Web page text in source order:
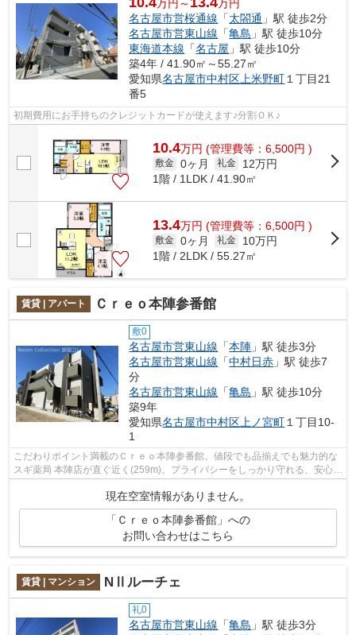
万円～
万円
名古屋市営桜通線 「太閤通 」駅 徒歩2分
名古屋市営東山線 「亀島 」駅 徒歩10分
東海道本線 「名古屋 」駅 徒歩10分
築4年 / 41.90㎡～55.27㎡
愛知県名古屋市中村区上米野町１丁目21
番5
初期費用にお手持ちのクレジットカードが使えます♪分割ＯＫ♪
10.4万円 (管理費等：6,500円 )
敷金 0ヶ月 礼金
12万円
1階 / 1LDK / 41.90㎡
13.4万円 (管理費等：6,500円 )
敷金 0ヶ月 礼金
10万円
1階 / 2LDK / 55.27㎡
賃貸 | アパート Ｃｒｅｏ本陣参番館
敷0
名古屋市営東山線 「本陣 」駅 徒歩3分
名古屋市営東山線 「中村日赤 」駅 徒歩7
分
名古屋市営東山線 「亀島 」駅 徒歩10分
築9年
愛知県名古屋市中村区 上ノ宮町 １丁目10-
1
こだわりポイント満載のＣｒｅｏ本陣参番館。値段でも品揃えでも魅力的な
スギ薬局 本陣店が直ぐ近く(259m)。プライバシーをしっかり守れる、安心安
現在空室情報がありません。
「Ｃｒｅｏ本陣参番館」への
お問い合わせはこちら
賃貸 | マンション NⅡルーチェ
礼0
名古屋市営東山線 「亀島 」駅 徒歩3分